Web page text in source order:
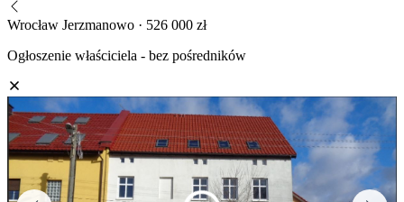
Wrocław Jerzmanowo · 526 000 zł
Ogłoszenie właściciela - bez pośredników